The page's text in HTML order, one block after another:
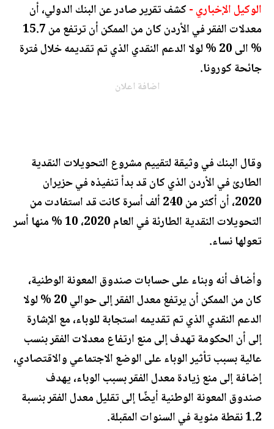
الوكيل الإخباري -كشف تقرير صادر عن البنك الدولي، أن
معدلات الفقر في الأردن كان من الممكن أن ترتفع من 15.7
% الى 20 % لولا الدعم النقدي الذي تم تقديمه خلال فترة
جائحة كورونا.
اضافة اعلان
وقال البنك في وثيقة لتقييم مشروع التحويلات النقدية
الطارئ في الأردن الذي كان قد بدأ تنفيذه في حزيران
2020، أن أكثر من 240 ألف أسرة كانت قد استفادت من
التحويلات النقدية الطارئة في العام 2020، 10 % منها أسر
تعولها نساء.
وأضاف أنه وبناء على حسابات صندوق المعونة الوطنية،
كان من الممكن أن يرتفع معدل الفقر إلى حوالي 20 % لولا
الدعم النقدي الذي تم تقديمه استجابة للوباء، مع الإشارة
إلى أن الحكومة تهدف إلى منع ارتفاع معدلات الفقر بنسب
عالية بسبب تأثير الوباء على الوضع الاجتماعي والاقتصادي،
إضافة إلى منع زيادة معدل الفقر بسبب الوباء، يهدف
صندوق المعونة الوطنية أيضًا إلى تقليل معدل الفقر بنسبة
1.2 نقطة مئوية في السنوات المقبلة.